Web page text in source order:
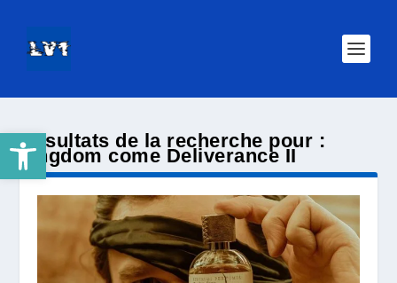
Ouvrir la barre d’outilsRésultats de la recherche pour :
kingdom come Deliverance II